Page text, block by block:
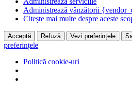
Administrează vânzătorii
Citește mai multe despre aceste
Acceptă Refuză Vezi preferințele
preferințele
Politică cookie-uri